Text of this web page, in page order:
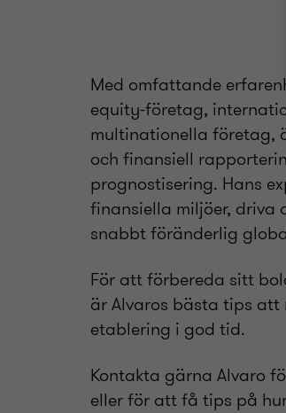
Med omfattande
equity-företag,
multinationella företag,
och finansiell
prognostisering. Hans
finansiella miljöer,
snabbt föränderlig
För att förbereda sitt
är Alvaros bästa tips
etablering i god tid.
Kontakta gärna Alvaro
eller för att få tips på